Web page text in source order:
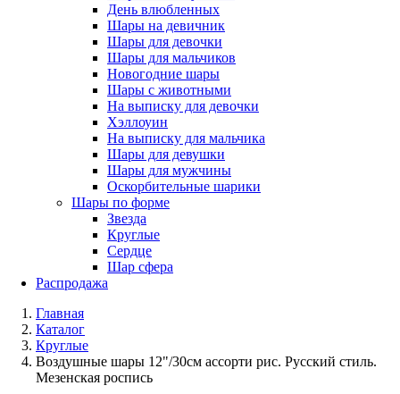
День влюбленных
Шары на девичник
Шары для девочки
Шары для мальчиков
Новогодние шары
Шары с животными
На выписку для девочки
Хэллоуин
На выписку для мальчика
Шары для девушки
Шары для мужчины
Оскорбительные шарики
Шары по форме
Звезда
Круглые
Сердце
Шар сфера
Распродажа
Главная
Каталог
Круглые
Воздушные шары 12"/30см ассорти рис. Русский стиль.
Мезенская роспись